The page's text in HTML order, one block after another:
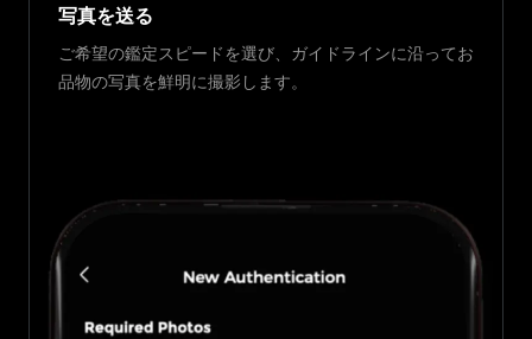
写真を送る
ご希望の鑑定スピードを選び、ガイドラインに沿ってお
品物の写真を鮮明に撮影します。